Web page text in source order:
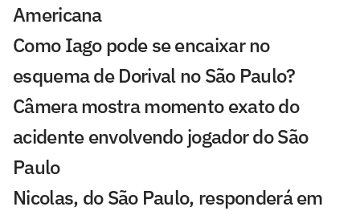
Americana
Como Iago pode se encaixar no
esquema de Dorival no São Paulo?
Câmera mostra momento exato do
acidente envolvendo jogador do São
Paulo
Nicolas, do São Paulo, responderá em